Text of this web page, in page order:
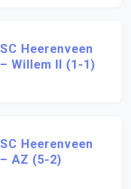
SC Heerenveen
– Willem II (1-1)
SC Heerenveen
– AZ (5-2)